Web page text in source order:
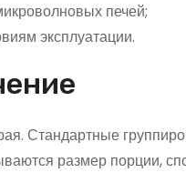
печей;
эксплуатации.
Стандартные
размер порции,